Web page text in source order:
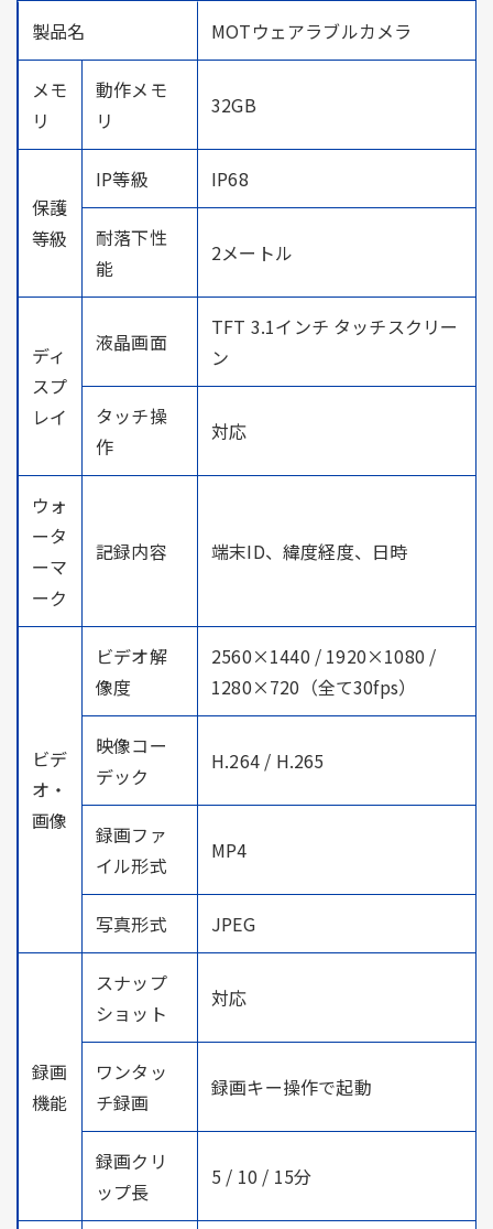
製品名 MOTウェアラブルカメラ
メモ
リ
動作メモ
リ
32GB
保護
等級
IP等級 IP68
耐落下性
能
2メートル
ディ
スプ
レイ
液晶画面
TFT 3.1インチ タッチスクリー
ン
タッチ操
作
対応
ウォ
ータ
ーマ
ーク
記録内容 端末ID、緯度経度、日時
ビデ
オ・
画像
ビデオ解
像度
2560×1440 / 1920×1080 /
1280×720（全て30fps）
映像コー
デック
H.264 / H.265
録画ファ
イル形式
MP4
写真形式 JPEG
録画
機能
スナップ
ショット
対応
ワンタッ
チ録画
録画キー操作で起動
録画クリ
ップ長
5 / 10 / 15分